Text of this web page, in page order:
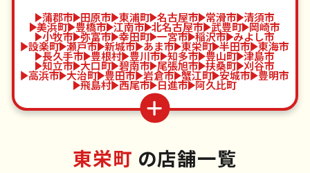
蒲郡市 田原市 東浦町 名古屋市 常滑市 清須市
美浜町 豊橋市 江南市 北名古屋市 武豊町 岡崎市
小牧市 弥富市 幸田町 一宮市 稲沢市 みよし市
設楽町 瀬戸市 新城市 あま市 東栄町 半田市 東海市
長久手市 豊根村 豊川市 知多市 豊山町 津島市
知立市 大口町 碧南市 尾張旭市 扶桑町 刈谷市
高浜市 大治町 豊田市 岩倉市 蟹江町 安城市 豊明市
飛島村 西尾市 日進市 阿久比町
東栄町 の店舗一覧